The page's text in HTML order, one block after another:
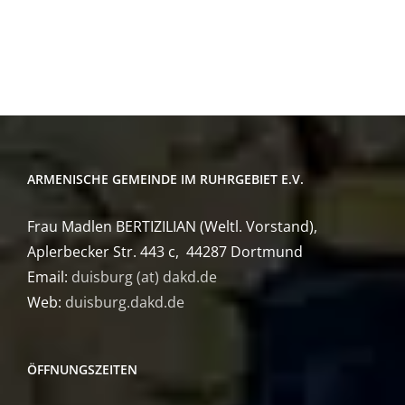
ARMENISCHE GEMEINDE IM RUHRGEBIET E.V.
Frau Madlen BERTIZILIAN (Weltl. Vorstand),
Aplerbecker Str. 443 c, 44287 Dortmund
Email: duisburg (at) dakd.de
Web: duisburg.dakd.de
ÖFFNUNGSZEITEN